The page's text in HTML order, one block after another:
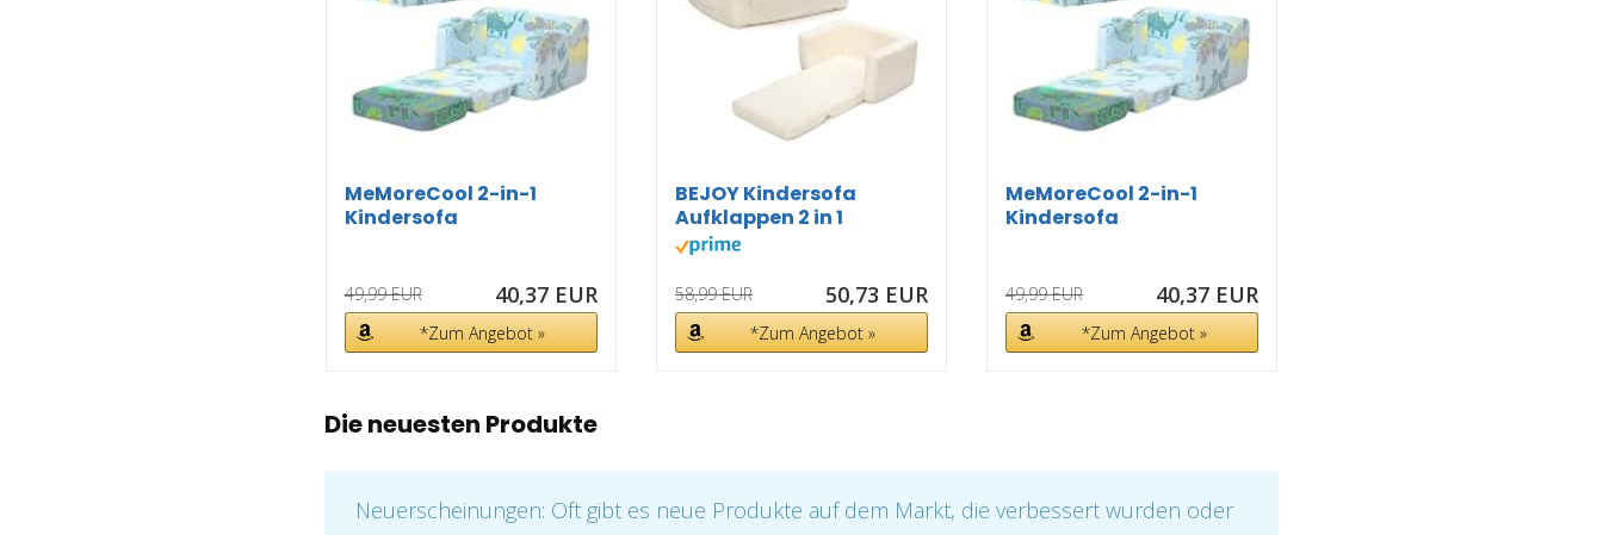
MeMoreCool 2-in-1
Kindersofa
49,99 EUR 40,37 EUR
*Zum Angebot »
BEJOY Kindersofa
Aufklappen 2 in 1
Schlafsofa...
58,99 EUR 50,73 EUR
*Zum Angebot »
MeMoreCool 2-in-1
Kindersofa
49,99 EUR 40,37 EUR
*Zum Angebot »
Die neuesten Produkte
Neuerscheinungen: Oft gibt es neue Produkte auf dem Markt, die verbessert wurden oder